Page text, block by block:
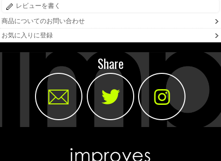
レビューを書く
商品についてのお問い合わせ
お気に入りに登録
Share